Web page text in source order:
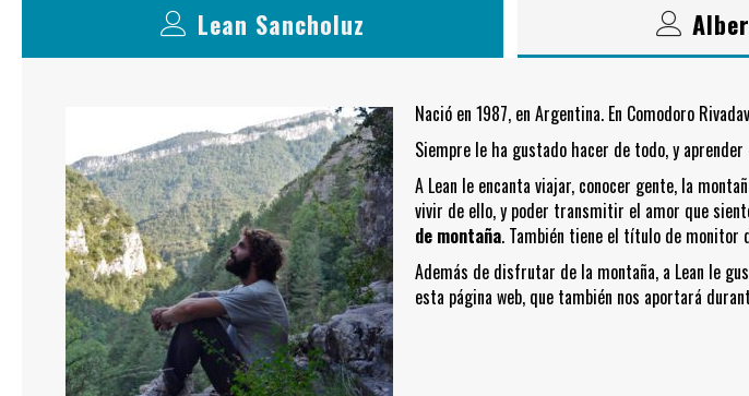
Lean Sancholuz
Nació en 1987, en Argentina. En Comodoro
Siempre le ha gustado hacer de todo, y aprender
A Lean le encanta viajar, conocer gente, la
vivir de ello, y poder transmitir el amor que
de montaña. También tiene el título de monitor
Además de disfrutar de la montaña, a Lean le
esta página web, que también nos aportará